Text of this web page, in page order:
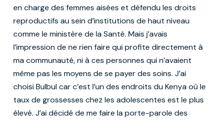
en charge des femmes aisées et défendu les droits
reproductifs au sein d’institutions de haut niveau
comme le ministère de la Santé. Mais j’avais
l’impression de ne rien faire qui profite directement à
ma communauté, ni à ces personnes qui n’avaient
même pas les moyens de se payer des soins. J’ai
choisi Bulbul car c’est l’un des endroits du Kenya où le
taux de grossesses chez les adolescentes est le plus
élevé. J’ai décidé de me faire la porte-parole des